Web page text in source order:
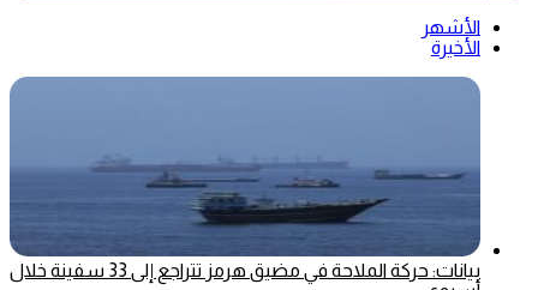
الأشهر
الأخيرة
بيانات: حركة الملاحة في مضيق هرمز تتراجع إلى 33 سفينة خلال